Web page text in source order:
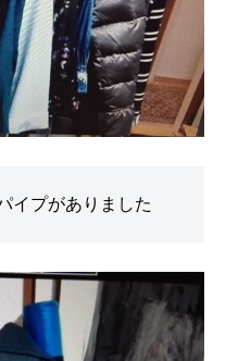
イプがありました